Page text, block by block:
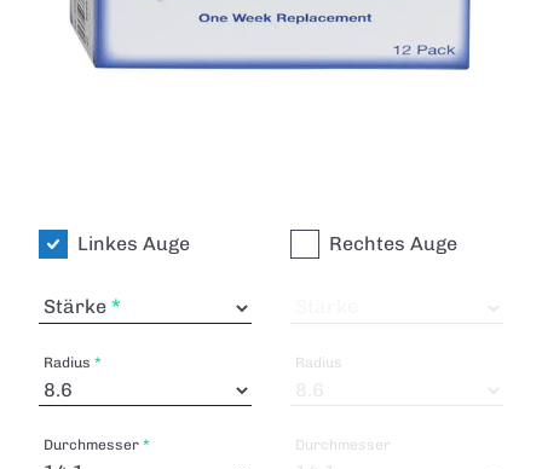
Linkes Auge
Stärke
Radius
Durchmesser
Rechtes Auge
Radius
Durchmesser